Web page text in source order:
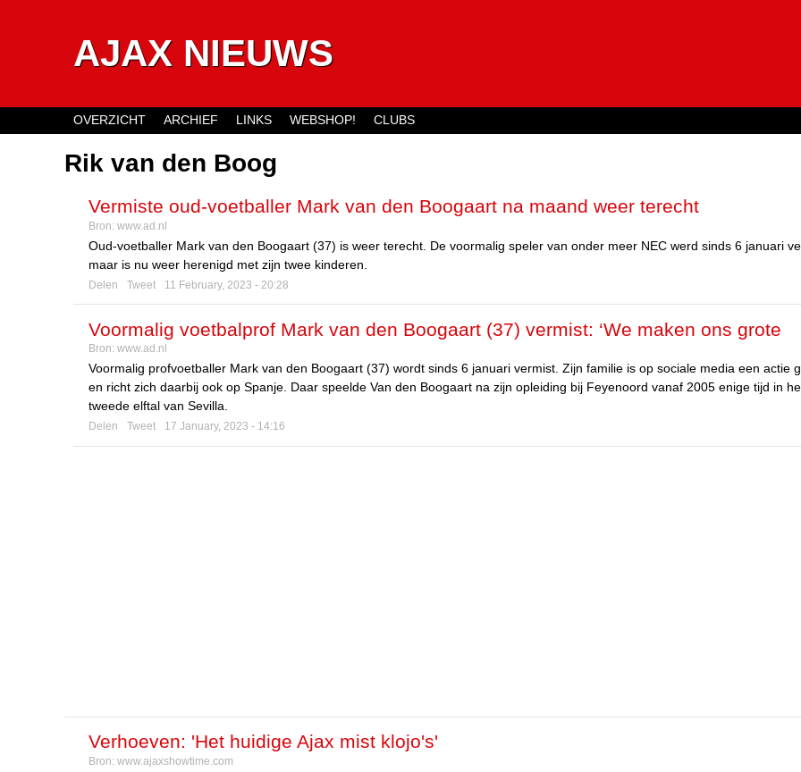
AJAX NIEUWS
Rik van den Boog
Vermiste oud-voetballer Mark van den Boogaart na maand weer terecht
Bron: www.ad.nl
Oud-voetballer Mark van den Boogaart (37) is weer terecht. De voormalig speler van onder meer NEC werd sinds 6 januari
maar is nu weer herenigd met zijn twee kinderen.
Delen Tweet 11 February, 2023 - 20:28
Voormalig voetbalprof Mark van den Boogaart (37) vermist: ‘We maken ons grote
zorgen’
Bron: www.ad.nl
Voormalig profvoetballer Mark van den Boogaart (37) wordt sinds 6 januari vermist. Zijn familie is op sociale media een actie
en richt zich daarbij ook op Spanje. Daar speelde Van den Boogaart na zijn opleiding bij Feyenoord vanaf 2005 enige tijd in
tweede elftal van Sevilla.
Delen Tweet 17 January, 2023 - 14:16
Verhoeven: 'Het huidige Ajax mist klojo's'
Bron: www.ajaxshowtime.com
OVERZICHT ARCHIEF LINKS WEBSHOP! CLUBS